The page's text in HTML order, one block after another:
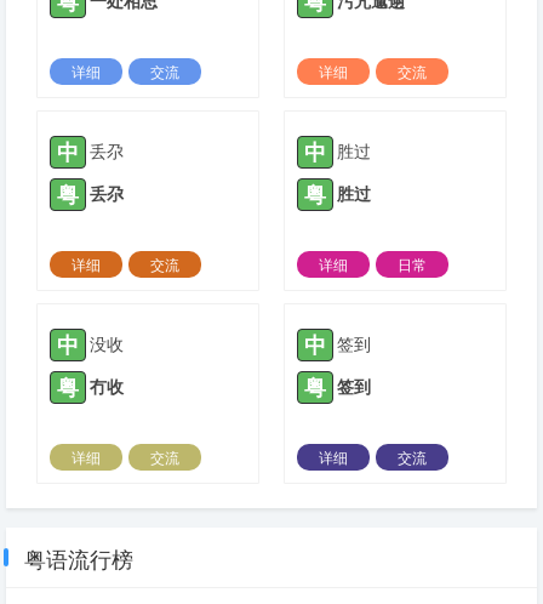
详细
交流
详细
交流
中 丢尕
粤 丢尕
详细
交流
中 胜过
粤 胜过
详细
日常
中 没收
粤 冇收
详细
交流
中 签到
粤 签到
详细
交流
粤语流行榜